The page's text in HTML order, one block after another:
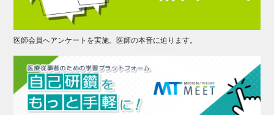
医師会員へアンケートを実施。医師の本音に迫ります。